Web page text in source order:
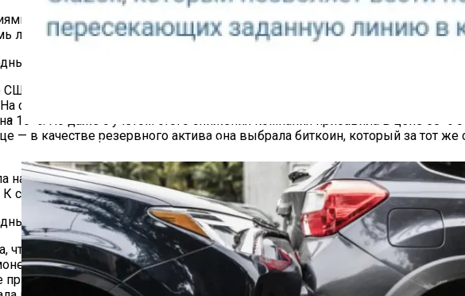
Как Работает Счетчик Посетителей Магазина
MicroStrategy превысил показатели Nvidia и Tesla. Компания, которая
лет обогнала даже Nvidia. Позитивный тренд не сбила даже ставка
в минувшую среду, 20 ноября, объём торгов акциями MicroStrategy
следующий день Citron Research, специализирующаяся на коротких
16 %. Но даже с учётом этого снижения компания прибавила в цене 50 %
— в качестве резервного актива она выбрала биткоин, который за тот же
на 500 %, а за семь лет доходность её ценных бумаг составила 3420 % —
слову, акции Nvidia с начала этого года подорожали всего на 190 %.
что приобрела ещё 51 780 биткоинов на сумму около $4,6 млрд по
крупнейшей криптовалюты, потратив в среднем $49 874 за биткоин.
сомнительным предприятием. Citron Research заявила, что